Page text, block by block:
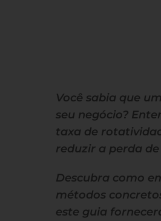
Você sabia que
seu negócio?
taxa de
reduzir a perda
Descubra como
métodos
este guia